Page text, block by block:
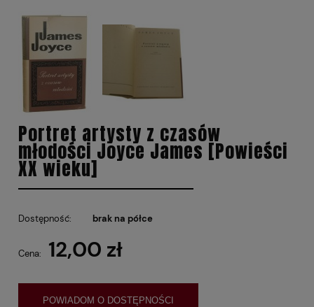
Portret artysty z czasów
młodości Joyce James [Powieści
XX wieku]
Dostępność: brak na półce
Cena: 12,00 zł
POWIADOM O DOSTĘPNOŚCI